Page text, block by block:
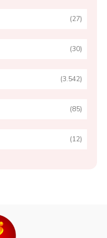
(27)
(30)
(3.542)
(85)
(12)